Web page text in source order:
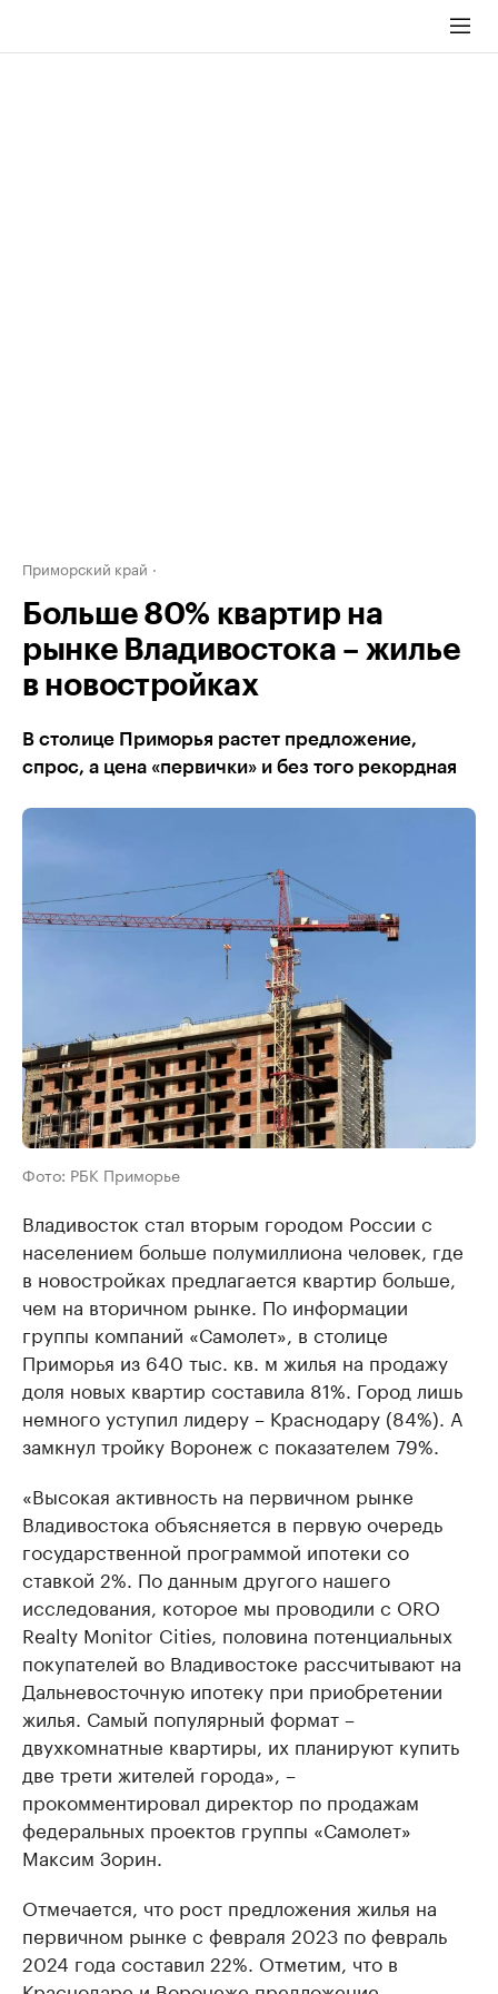
Приморский край
Больше 80% квартир на
рынке Владивостока – жилье
в новостройках
В столице Приморья растет предложение,
спрос, а цена «первички» и без того рекордная
Фото: РБК Приморье
Владивосток стал вторым городом России с
населением больше полумиллиона человек, где
в новостройках предлагается квартир больше,
чем на вторичном рынке. По информации
группы компаний «Самолет», в столице
Приморья из 640 тыс. кв. м жилья на продажу
доля новых квартир составила 81%. Город лишь
немного уступил лидеру – Краснодару (84%). А
замкнул тройку Воронеж с показателем 79%.
«Высокая активность на первичном рынке
Владивостока объясняется в первую очередь
государственной программой ипотеки со
ставкой 2%. По данным другого нашего
исследования, которое мы проводили с ORO
Realty Monitor Cities, половина потенциальных
покупателей во Владивостоке рассчитывают на
Дальневосточную ипотеку при приобретении
жилья. Самый популярный формат –
двухкомнатные квартиры, их планируют купить
две трети жителей города», –
прокомментировал директор по продажам
федеральных проектов группы «Самолет»
Максим Зорин.
Отмечается, что рост предложения жилья на
первичном рынке с февраля 2023 по февраль
2024 года составил 22%. Отметим, что в